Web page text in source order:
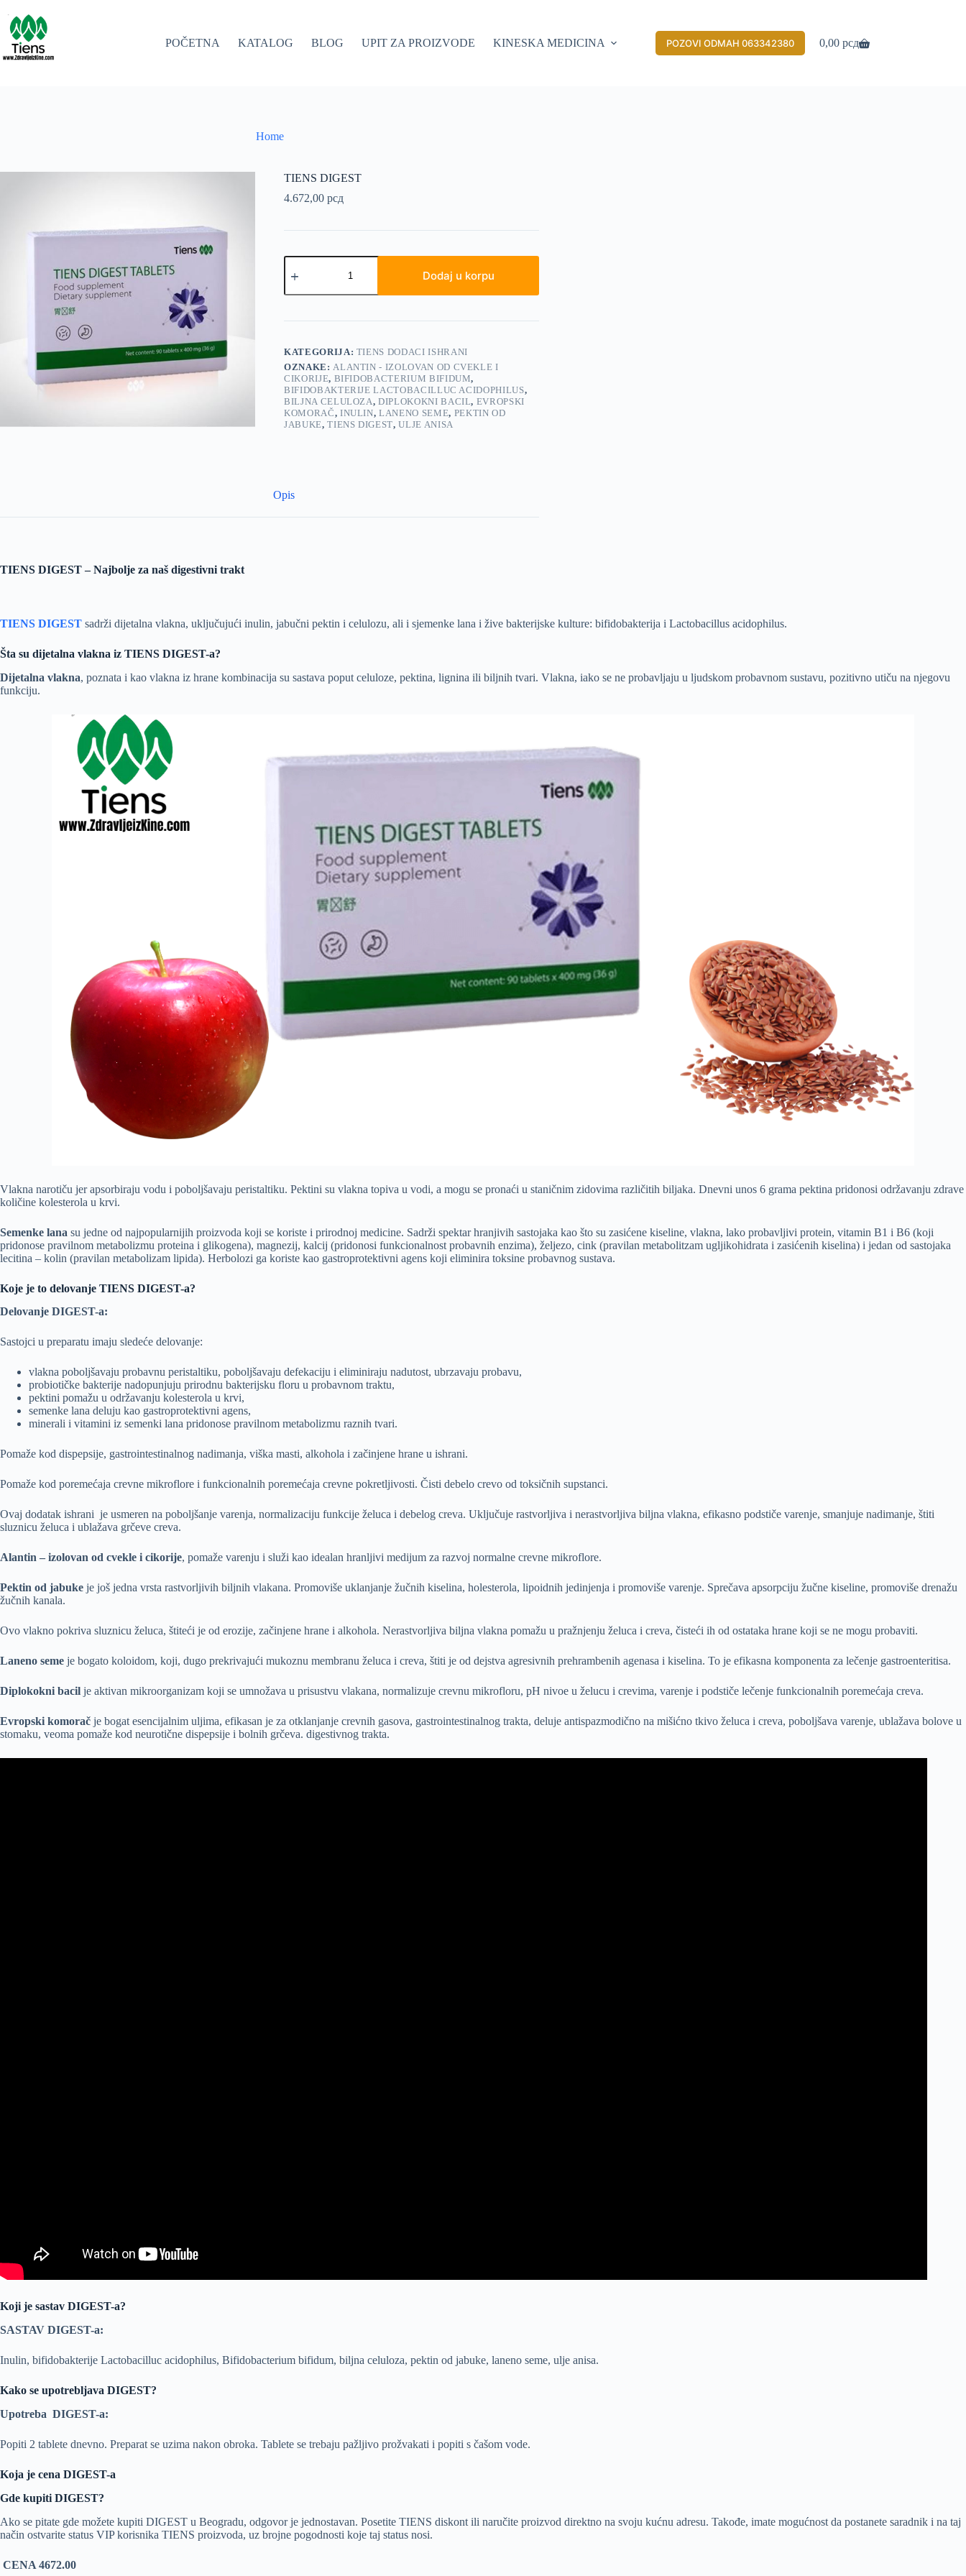
content
POČETNA
KATALOG BLOG UPIT ZA PROIZVODE KINESKA MEDICINA AKCIJE
POZOVI ODMAH 063342380
Shopping
0,00 рсд
Home
TIENS DIGEST
4.672,00 рсд
TIENS
DIGEST
Dodaj u korpu
KATEGORIJA: TIENS DODACI ISHRANI
OZNAKE:ALANTIN - IZOLOVAN OD CVEKLE I
CIKORIJE, BIFIDOBACTERIUM BIFIDUM,
BIFIDOBAKTERIJE LACTOBACILLUC ACIDOPHILUS,
BILJNA CELULOZA,DIPLOKOKNI BACIL, EVROPSKI
KOMORAČ, INULIN,LANENO SEME, PEKTIN OD
JABUKE,TIENS DIGEST,ULJE ANISA
Opis
TIENS DIGEST – Najbolje za naš digestivni trakt
TIENS DIGEST sadrži dijetalna vlakna, uključujući inulin, jabučni pektin i celulozu, ali i sjemenke lana i žive bakterijske kulture: bifidobakterija i Lactobacillus acidophilus.
Šta su dijetalna vlakna iz TIENS DIGEST-a?
Dijetalna vlakna, poznata i kao vlakna iz hrane kombinacija su sastava poput celuloze, pektina, lignina ili biljnih tvari. Vlakna, iako se ne probavljaju u ljudskom probavnom sustavu, pozitivno utiču na njegovu
funkciju.
Vlakna narotiču jer apsorbiraju vodu i poboljšavaju peristaltiku. Pektini su vlakna topiva u vodi, a mogu se pronaći u staničnim zidovima različitih biljaka. Dnevni unos 6 grama pektina pridonosi održavanju zdrave
količine kolesterola u krvi.
Semenke lana su jedne od najpopularnijih proizvoda koji se koriste i prirodnoj medicine. Sadrži spektar hranjivih sastojaka kao što su zasićene kiseline, vlakna, lako probavljivi protein, vitamin B1 i B6 (koji
pridonose pravilnom metabolizmu proteina i glikogena), magnezij, kalcij (pridonosi funkcionalnost probavnih enzima), željezo, cink (pravilan metabolitzam ugljikohidrata i zasićenih kiselina) i jedan od sastojaka
lecitina – kolin (pravilan metabolizam lipida). Herbolozi ga koriste kao gastroprotektivni agens koji eliminira toksine probavnog sustava.
Koje je to delovanje TIENS DIGEST-a?
Delovanje DIGEST-a:
Sastojci u preparatu imaju sledeće delovanje:
vlakna poboljšavaju probavnu peristaltiku, poboljšavaju defekaciju i eliminiraju nadutost, ubrzavaju probavu,
probiotičke bakterije nadopunjuju prirodnu bakterijsku floru u probavnom traktu,
pektini pomažu u održavanju kolesterola u krvi,
semenke lana deluju kao gastroprotektivni agens,
minerali i vitamini iz semenki lana pridonose pravilnom metabolizmu raznih tvari.
Pomaže kod dispepsije, gastrointestinalnog nadimanja, viška masti, alkohola i začinjene hrane u ishrani.
Pomaže kod poremećaja crevne mikroflore i funkcionalnih poremećaja crevne pokretljivosti. Čisti debelo crevo od toksičnih supstanci.
Ovaj dodatak ishrani je usmeren na poboljšanje varenja, normalizaciju funkcije želuca i debelog creva. Uključuje rastvorljiva i nerastvorljiva biljna vlakna, efikasno podstiče varenje, smanjuje nadimanje, štiti
sluznicu želuca i ublažava grčeve creva.
Alantin – izolovan od cvekle i cikorije, pomaže varenju i služi kao idealan hranljivi medijum za razvoj normalne crevne mikroflore.
Pektin od jabuke je još jedna vrsta rastvorljivih biljnih vlakana. Promoviše uklanjanje žučnih kiselina, holesterola, lipoidnih jedinjenja i promoviše varenje. Sprečava apsorpciju žučne kiseline, promoviše drenažu
žučnih kanala.
Ovo vlakno pokriva sluznicu želuca, štiteći je od erozije, začinjene hrane i alkohola. Nerastvorljiva biljna vlakna pomažu u pražnjenju želuca i creva, čisteći ih od ostataka hrane koji se ne mogu probaviti.
Laneno seme je bogato koloidom, koji, dugo prekrivajući mukoznu membranu želuca i creva, štiti je od dejstva agresivnih prehrambenih agenasa i kiselina. To je efikasna komponenta za lečenje gastroenteritisa.
Diplokokni bacil je aktivan mikroorganizam koji se umnožava u prisustvu vlakana, normalizuje crevnu mikrofloru, pH nivoe u želucu i crevima, varenje i podstiče lečenje funkcionalnih poremećaja creva.
Evropski komorač je bogat esencijalnim uljima, efikasan je za otklanjanje crevnih gasova, gastrointestinalnog trakta, deluje antispazmodično na mišićno tkivo želuca i creva, poboljšava varenje, ublažava bolove u
stomaku, veoma pomaže kod neurotične dispepsije i bolnih grčeva. digestivnog trakta.
Koji je sastav DIGEST-a?
SASTAV DIGEST-a:
Inulin, bifidobakterije Lactobacilluc acidophilus, Bifidobacterium bifidum, biljna celuloza, pektin od jabuke, laneno seme, ulje anisa.
Kako se upotrebljava DIGEST?
Upotreba DIGEST-a:
Popiti 2 tablete dnevno. Preparat se uzima nakon obroka. Tablete se trebaju pažljivo prožvakati i popiti s čašom vode.
Koja je cena DIGEST-a
Gde kupiti DIGEST?
Ako se pitate gde možete kupiti DIGEST u Beogradu, odgovor je jednostavan. Posetite TIENS diskont ili naručite proizvod direktno na svoju kućnu adresu. Takođe, imate mogućnost da postanete saradnik i na taj
način ostvarite status VIP korisnika TIENS proizvoda, uz brojne pogodnosti koje taj status nosi.
CENA 4672.00